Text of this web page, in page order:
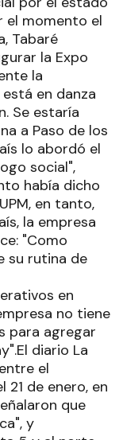
el momento el
Tabaré
la Expo
la
en danza
Se estaría
a Paso de los
lo abordó el
social",
había dicho
en tanto,
la empresa
"Como
su rutina de
en
no tiene
para agregar
diario La
el
21 de enero, en
que
y